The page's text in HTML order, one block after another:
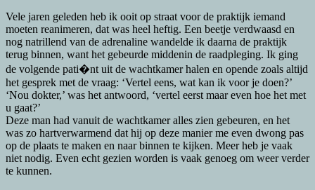
Vele jaren geleden heb ik ooit op straat voor de praktijk iemand
moeten reanimeren, dat was heel heftig. Een beetje verdwaasd en
nog natrillend van de adrenaline wandelde ik daarna de praktijk
terug binnen, want het gebeurde middenin de raadpleging. Ik ging
de volgende pati�nt uit de wachtkamer halen en opende zoals altijd
het gesprek met de vraag: ‘Vertel eens, wat kan ik voor je doen?’
‘Nou dokter,’ was het antwoord, ‘vertel eerst maar even hoe het met
u gaat?’
Deze man had vanuit de wachtkamer alles zien gebeuren, en het
was zo hartverwarmend dat hij op deze manier me even dwong pas
op de plaats te maken en naar binnen te kijken. Meer heb je vaak
niet nodig. Even echt gezien worden is vaak genoeg om weer verder
te kunnen.